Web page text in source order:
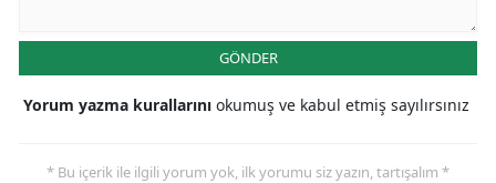
GÖNDER
Yorum yazma kurallarını okumuş ve kabul etmiş sayılırsınız
* Bu içerik ile ilgili yorum yok, ilk yorumu siz yazın, tartışalım *